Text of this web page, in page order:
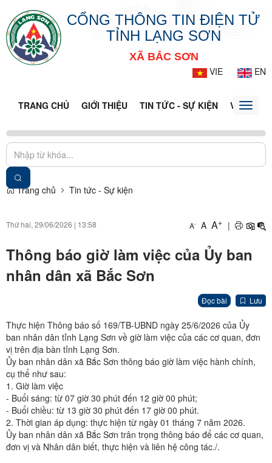
CỔNG THÔNG TIN ĐIỆN TỬ
TỈNH LẠNG SƠN
XÃ BẮC SƠN
VIE
EN
TRANG CHỦ GIỚI THIỆU TIN TỨC - SỰ KIỆN VĂN BẢN
Toggle
Trang chủ Tin tức - Sự kiện
Thứ hai, 29/06/2026 | 13:58 A- A A+ |
Thông báo giờ làm việc của Ủy ban
nhân dân xã Bắc Sơn
Đọc bài Lưu
Thực hiện Thông báo số 169/TB-UBND ngày 25/6/2026 của Ủy
ban nhân dân tỉnh Lạng Sơn về giờ làm việc của các cơ quan, đơn
vị trên địa bàn tỉnh Lạng Sơn.
Ủy ban nhân dân xã Bắc Sơn thông báo giờ làm việc hành chính,
cụ thể như sau:
1. Giờ làm việc
- Buổi sáng: từ 07 giờ 30 phút đến 12 giờ 00 phút;
- Buổi chiều: từ 13 giờ 30 phút đến 17 giờ 00 phút.
2. Thời gian áp dụng: thực hiện từ ngày 01 tháng 7 năm 2026.
Ủy ban nhân dân xã Bắc Sơn trân trọng thông báo để các cơ quan,
đơn vị và Nhân dân biết, thực hiện và liên hệ công tác./.